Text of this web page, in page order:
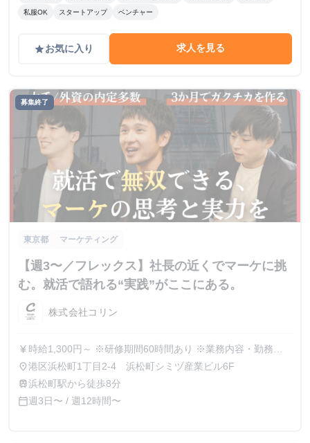
私服OK スタートアップ ベンチャー
gradeお気に入り 求人を見る
募集終了
東京都 マーケティング
【週3〜／フレックス】社長の近くでマーケに挑
む。就活で語れる“実践”がここにある。
株式会社コリン
currency_yen 時給1,300円～ ※研修期間60時間あり ※業務内容・勤務状
況により決定
place港区浜松町1丁目2-4 浜松町シミヅ産業ビル6F
train浜松町駅から徒歩8分
calendar_today週3日〜 / 週12時間〜